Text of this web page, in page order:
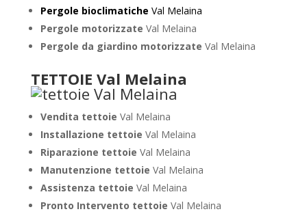
Pergole bioclimatiche Val Melaina
Pergole motorizzate Val Melaina
Pergole da giardino motorizzate Val Melaina
TETTOIE Val Melaina
Vendita tettoie Val Melaina
Installazione tettoie Val Melaina
Riparazione tettoie Val Melaina
Manutenzione tettoie Val Melaina
Assistenza tettoie Val Melaina
Pronto Intervento tettoie Val Melaina